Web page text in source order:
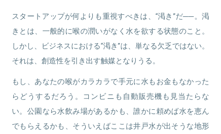
スタートアップが何よりも重視すべきは、“渇き”だ──。渇
きとは、一般的に喉の潤いがなく水を欲する状態のこと。
しかし、ビジネスにおける“渇き”は、単なる欠乏ではない。
それは、創造性を引き出す触媒となりうる。
もし、あなたの喉がカラカラで手元に水もお金もなかった
らどうするだろう。コンビニも自動販売機も見当たらな
い。公園なら水飲み場があるかも、誰かに頼めば水を恵ん
でもらえるかも、そういえばここは井戸水が出そうな地形